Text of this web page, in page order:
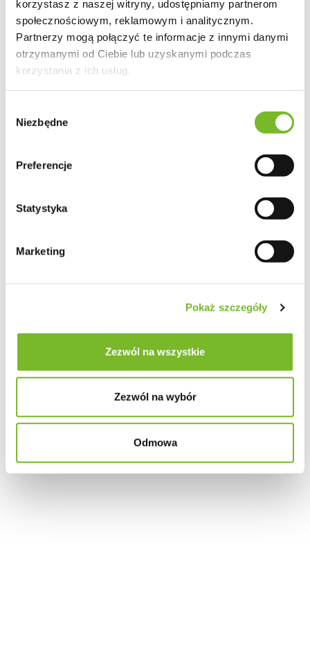
korzystasz z naszej witryny, udostępniamy partnerom
społecznościowym, reklamowym i analitycznym.
Partnerzy mogą połączyć te informacje z innymi danymi
otrzymanymi od Ciebie lub uzyskanymi podczas
korzystania z ich usług.
zgody
Niezbędne
Preferencje
Statystyka
Marketing
Pokaż szczegóły
Zezwól na wszystkie
Zezwól na wybór
Odmowa